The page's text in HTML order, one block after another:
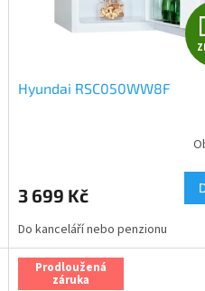
Hyundai RSC050WW8F
je
z
5
hvězdiček.
3 699 Kč
Do kanceláří nebo penzionu
Prodloužená
záruka